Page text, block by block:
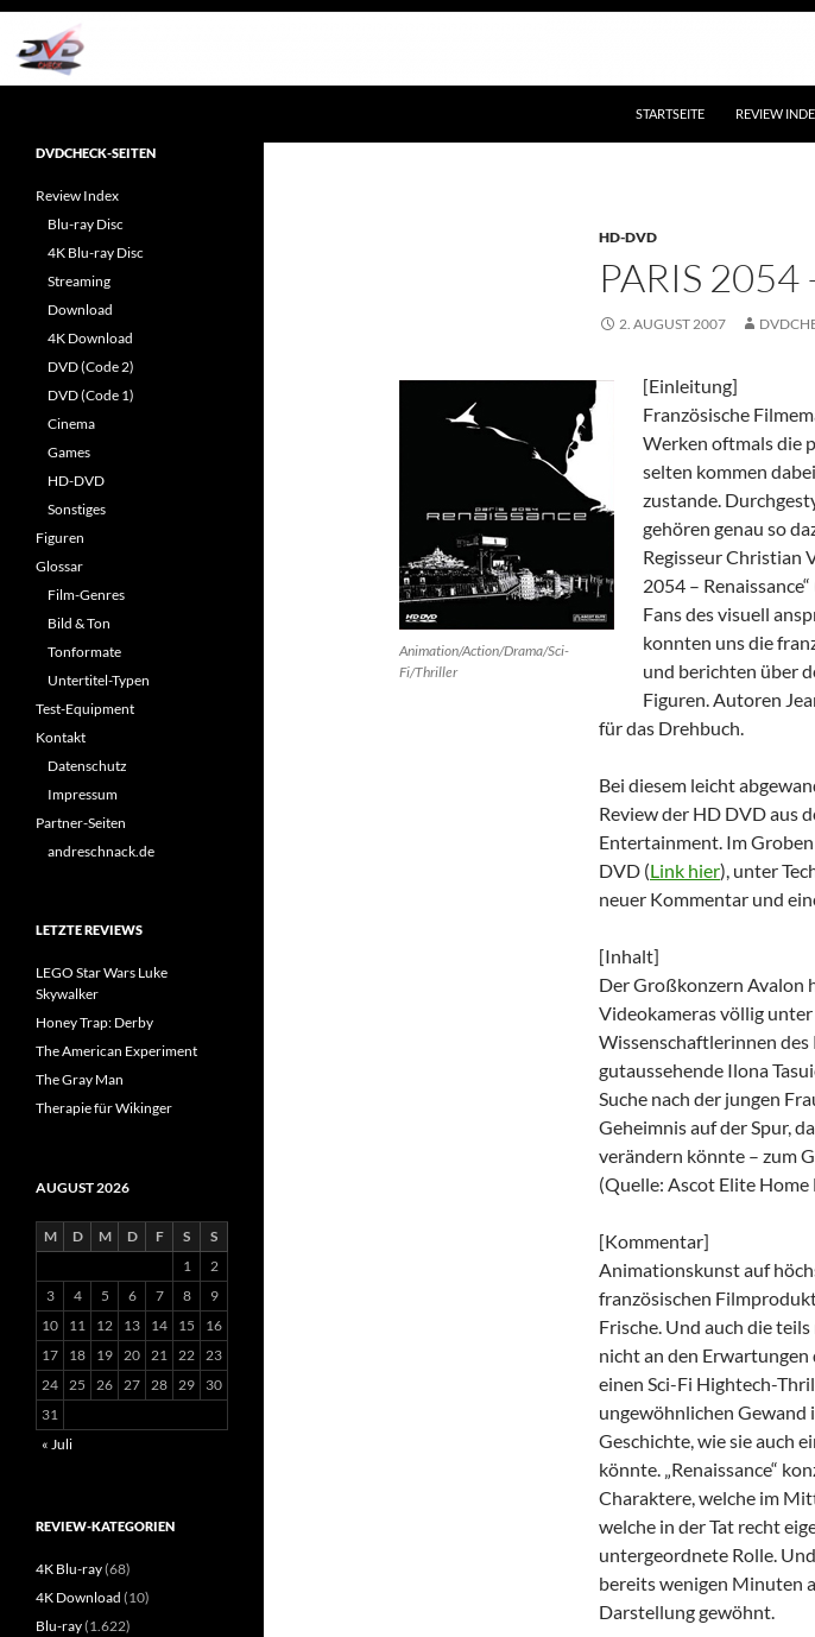
Zum
Inhalt
springen
STARTSEITE REVIEW
HD-DVD
PARIS 2054
2. AUGUST 2007
Animation/Action/Drama/Sci-
Fi/Thriller
[Einleitung]
Französische
Werken oftmals die
selten kommen
zustande.
gehören genau so
Regisseur Christian
2054 –
Fans des visuell
konnten uns die
und berichten über
Figuren. Autoren
für das Drehbuch.
Bei diesem leicht
Review der HD DVD aus
Entertainment. Im
DVD (Link hier), unter
neuer Kommentar und
[Inhalt]
Der Großkonzern Avalon
Videokameras völlig
Wissenschaftlerinnen des
gutaussehende Ilona
Suche nach der jungen
Geheimnis auf der Spur,
verändern könnte – zum
(Quelle: Ascot Elite
[Kommentar]
Animationskunst auf
französischen
Frische. Und auch die
nicht an den Erwartungen
einen Sci-Fi Hightech-
ungewöhnlichen Gewand
Geschichte, wie sie auch
könnte. „Renaissance“
Charaktere, welche im
welche in der Tat recht
untergeordnete Rolle.
bereits wenigen Minuten
Darstellung gewöhnt.
Reviews rund ums Heimkino &
DVDCHECK-SEITEN
Review Index
Blu-ray Disc
4K Blu-ray Disc
Streaming
Download
4K Download
DVD (Code 2)
DVD (Code 1)
Cinema
Games
HD-DVD
Sonstiges
Figuren
Glossar
Film-Genres
Bild & Ton
Tonformate
Untertitel-Typen
Test-Equipment
Kontakt
Datenschutz
Impressum
Partner-Seiten
andreschnack.de
LETZTE REVIEWS
LEGO Star Wars Luke
Skywalker
Honey Trap: Derby
The American Experiment
The Gray Man
Therapie für Wikinger
AUGUST 2026
M D M D F S
S
1
2
3
4 5 6 7 8
9
10
11 12 13 14 15
16
17
18 19 20 21 22 23
24 25 26 27 28 29
30
31
« Juli
REVIEW-KATEGORIEN
4K Blu-ray(68)
4K Download (10)
Blu-ray(1.622)